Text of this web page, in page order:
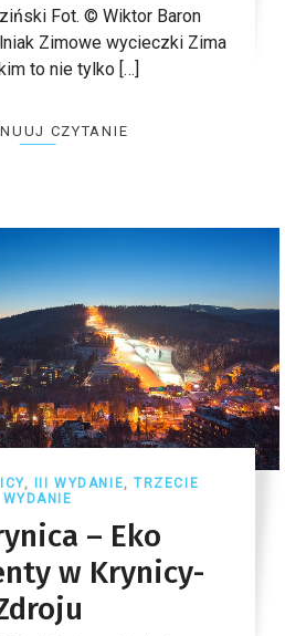
Fot. © Wiktor Baron
Zimowe wycieczki Zima
to nie tylko […]
CZYTANIE
, III WYDANIE,TRZECIE
WYDANIE
– Eko
w Krynicy-